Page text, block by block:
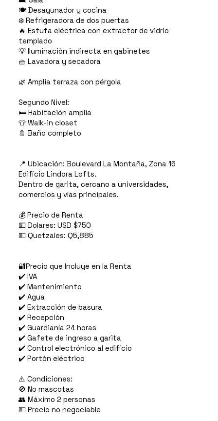
🍽️ Desayunador y cocina
❄️ Refrigeradora de dos puertas
🔥 Estufa eléctrica con extractor de vidrio
templado
💡 Iluminación indirecta en gabinetes
🧺 Lavadora y secadora
🌿 Amplia terraza con pérgola
Segundo Nivel:
🛏️ Habitación amplia
👕 Walk-in closet
🚿 Baño completo
📍 Ubicación: Boulevard La Montaña, Zona 16
Edificio Lindora Lofts.
Dentro de garita, cercano a universidades,
comercios y vías principales.
💰 Precio de Renta
💵 Dolares: USD $750
💵 Quetzales: Q5,885
🔐Precio que Incluye en la Renta
✔️ IVA
✔️ Mantenimiento
✔️ Agua
✔️ Extracción de basura
✔️ Recepción
✔️ Guardianía 24 horas
✔️ Gafete de ingreso a garita
✔️ Control electrónico al edificio
✔️ Portón eléctrico
⚠️ Condiciones:
🚫 No mascotas
👥 Máximo 2 personas
💵 Precio no negociable